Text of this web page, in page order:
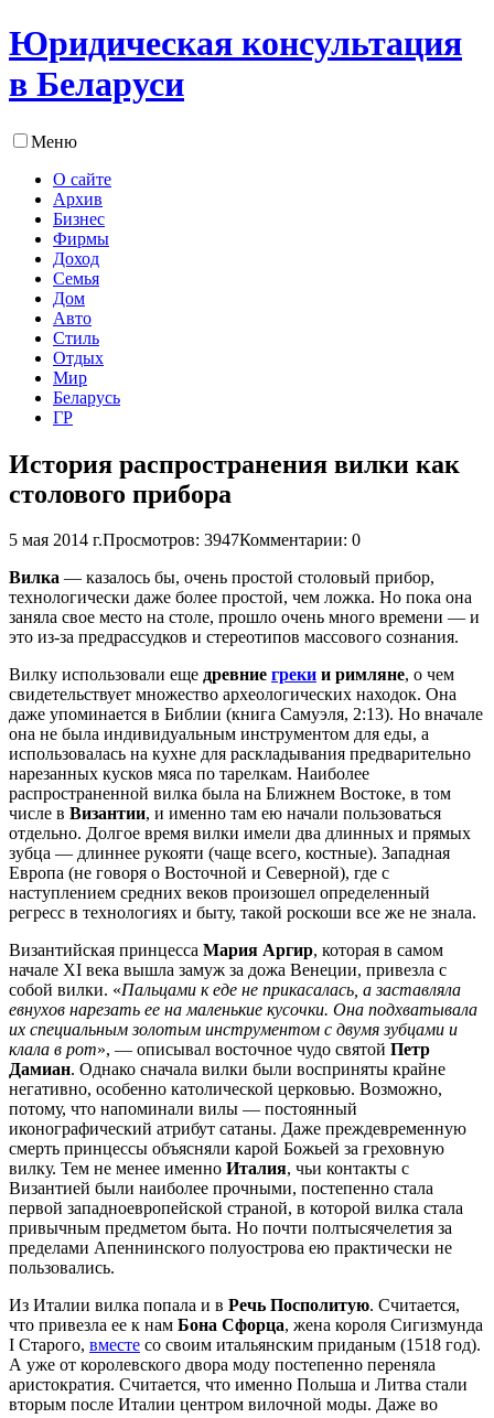
Юридическая консультация
в Беларуси
Меню
О сайте
Архив
Бизнес
Фирмы
Доход
Семья
Дом
Авто
Стиль
Отдых
Мир
Беларусь
ГР
История распространения вилки как
столового прибора
5 мая 2014 г.Просмотров: 3947Комментарии: 0
Вилка — казалось бы, очень простой столовый прибор,
технологически даже более простой, чем ложка. Но пока она
заняла свое место на столе, прошло очень много времени — и
это из-за предрассудков и стереотипов массового сознания.
Вилку использовали еще древние греки и римляне, о чем
свидетельствует множество археологических находок. Она
даже упоминается в Библии (книга Самуэля, 2:13). Но вначале
она не была индивидуальным инструментом для еды, а
использовалась на кухне для раскладывания предварительно
нарезанных кусков мяса по тарелкам. Наиболее
распространенной вилка была на Ближнем Востоке, в том
числе в Византии, и именно там ею начали пользоваться
отдельно. Долгое время вилки имели два длинных и прямых
зубца — длиннее рукояти (чаще всего, костные). Западная
Европа (не говоря о Восточной и Северной), где с
наступлением средних веков произошел определенный
регресс в технологиях и быту, такой роскоши все же не знала.
Византийская принцесса Мария Аргир, которая в самом
начале XI века вышла замуж за дожа Венеции, привезла с
собой вилки. «Пальцами к еде не прикасалась, а заставляла
евнухов нарезать ее на маленькие кусочки. Она подхватывала
их специальным золотым инструментом с двумя зубцами и
клала в рот», — описывал восточное чудо святой Петр
Дамиан. Однако сначала вилки были восприняты крайне
негативно, особенно католической церковью. Возможно,
потому, что напоминали вилы — постоянный
иконографический атрибут сатаны. Даже преждевременную
смерть принцессы объясняли карой Божьей за греховную
вилку. Тем не менее именно Италия, чьи контакты с
Византией были наиболее прочными, постепенно стала
первой западноевропейской страной, в которой вилка стала
привычным предметом быта. Но почти полтысячелетия за
пределами Апеннинского полуострова ею практически не
пользовались.
Из Италии вилка попала и в Речь Посполитую. Считается,
что привезла ее к нам Бона Сфорца, жена короля Сигизмунда
I Старого, вместе со своим итальянским приданым (1518 год).
А уже от королевского двора моду постепенно переняла
аристократия. Считается, что именно Польша и Литва стали
вторым после Италии центром вилочной моды. Даже во